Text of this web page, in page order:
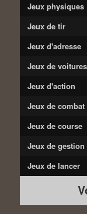
Jeux physiques
Jeux de tir
Jeux d'adresse
Jeux de voitures
Jeux d'action
Jeux de combat
Jeux de course
Jeux de gestion
Jeux de lancer